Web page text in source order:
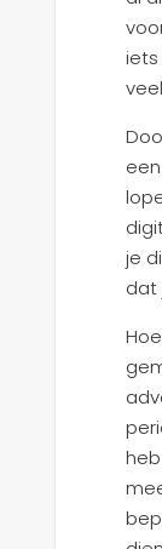
je
dat